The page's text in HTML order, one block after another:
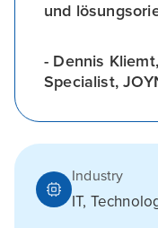
und
- Dennis
Specialist,
Industry
IT,